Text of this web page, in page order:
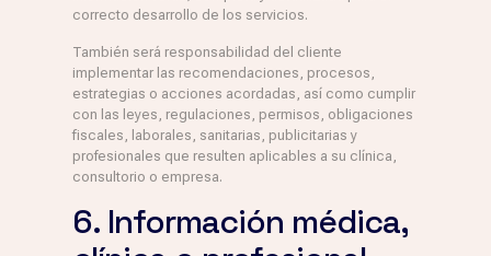
correcto desarrollo de los servicios.
También será responsabilidad del cliente
implementar las recomendaciones, procesos,
estrategias o acciones acordadas, así como cumplir
con las leyes, regulaciones, permisos, obligaciones
fiscales, laborales, sanitarias, publicitarias y
profesionales que resulten aplicables a su clínica,
consultorio o empresa.
6. Información médica,